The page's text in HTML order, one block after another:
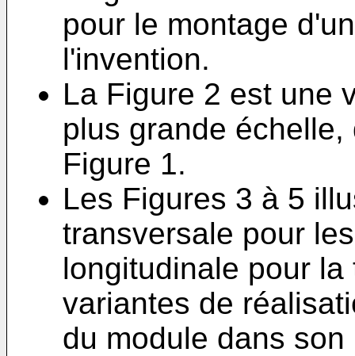
pour le montage
l'invention.
La Figure 2 est une
plus grande
Figure 1.
Les Figures 3 à 5
transversale pour
longitudinale pour
variantes de
du module dans son